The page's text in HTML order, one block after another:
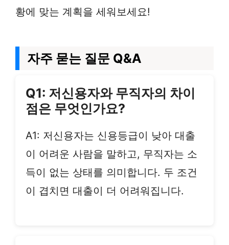
황에 맞는 계획을 세워보세요!
자주 묻는 질문 Q&A
Q1: 저신용자와 무직자의 차이
점은 무엇인가요?
A1: 저신용자는 신용등급이 낮아 대출
이 어려운 사람을 말하고, 무직자는 소
득이 없는 상태를 의미합니다. 두 조건
이 겹치면 대출이 더 어려워집니다.